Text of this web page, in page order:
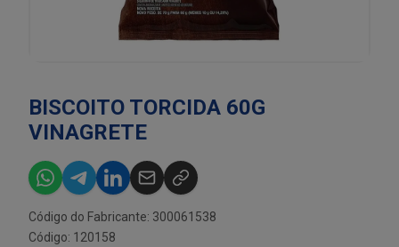
BISCOITO TORCIDA 60G
VINAGRETE
Código do Fabricante: 300061538
Código: 120158